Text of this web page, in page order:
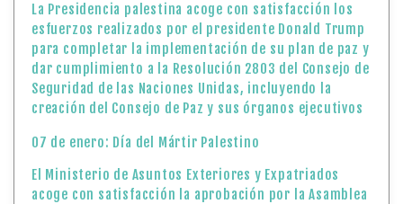
La Presidencia palestina acoge con satisfacción los
esfuerzos realizados por el presidente Donald Trump
para completar la implementación de su plan de paz y
dar cumplimiento a la Resolución 2803 del Consejo de
Seguridad de las Naciones Unidas, incluyendo la
creación del Consejo de Paz y sus órganos ejecutivos
07 de enero: Día del Mártir Palestino
El Ministerio de Asuntos Exteriores y Expatriados
acoge con satisfacción la aprobación por la Asamblea